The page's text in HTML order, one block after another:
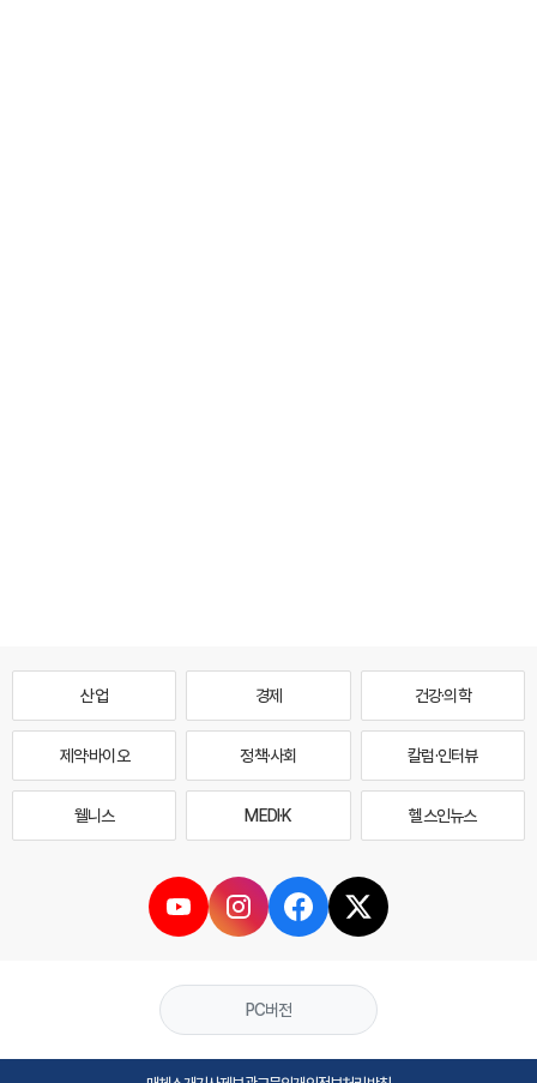
산업 경제 건강·의학
제약·바이오 정책·사회 칼럼·인터뷰
웰니스 MEDI·K 헬스인뉴스
PC버전